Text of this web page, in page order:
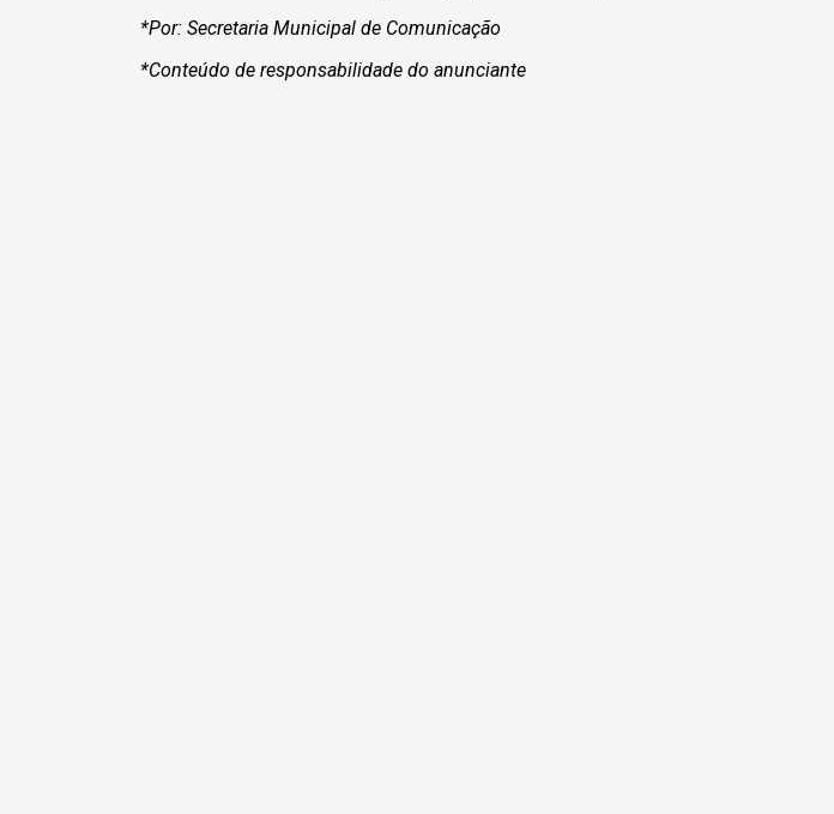
*Por: Secretaria Municipal de Comunicação
*Conteúdo de responsabilidade do anunciante